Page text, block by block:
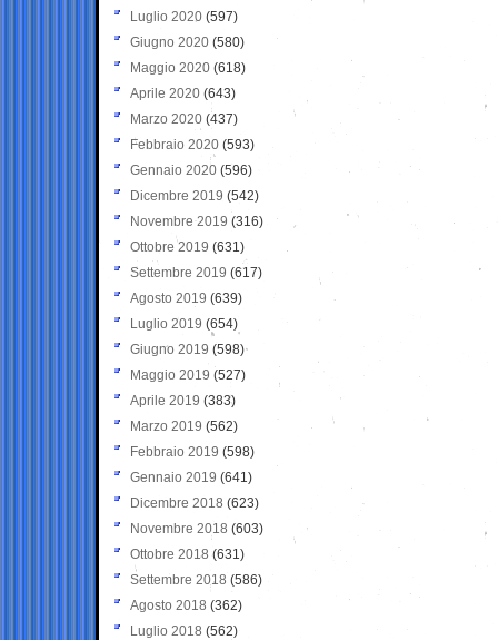
Luglio 2020 (597)
Giugno 2020 (580)
Maggio 2020 (618)
Aprile 2020 (643)
Marzo 2020 (437)
Febbraio 2020 (593)
Gennaio 2020 (596)
Dicembre 2019 (542)
Novembre 2019 (316)
Ottobre 2019 (631)
Settembre 2019 (617)
Agosto 2019 (639)
Luglio 2019 (654)
Giugno 2019 (598)
Maggio 2019 (527)
Aprile 2019 (383)
Marzo 2019 (562)
Febbraio 2019 (598)
Gennaio 2019 (641)
Dicembre 2018 (623)
Novembre 2018 (603)
Ottobre 2018 (631)
Settembre 2018 (586)
Agosto 2018 (362)
Luglio 2018 (562)